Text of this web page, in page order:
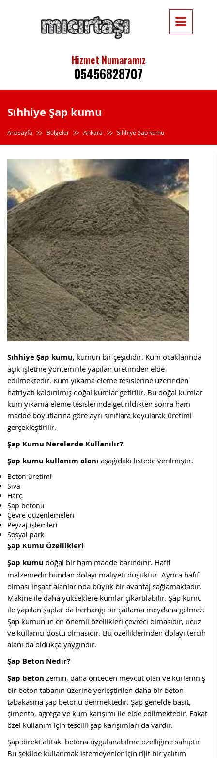
Hizmet Numaramız
05456828707
Sıhhiye Şap kumu
Anasayfa Bölgeler Ankara Sıhhiye Şap kumu
SıhhiyeŞap kumu, kumun bir çeşididir. Kum ocaklarında
açık işletme yöntemi ile yapılan üretimden elde
edilmektedir. Kum yıkama eleme tesislerine üzerinden
hafriyatı kaldırılmış doğal kumlar getirilir. Bu doğal kumlar
kum yıkama eleme tesislerinde getirildikten sonra ham
madde boyutlarına göre ayrı sınıflara koyularak üretimi
gerçekleştirilir.
Şap Kumu Nerelerde Kullanılır?
Şap kumu kullanım alanı aşağıdaki listede verilmiştir.
Beton üretimi
Sıva
Harç
Şap betonu
Çevre düzenlemeleri
Peyzaj işlemleri
Sosyal park
Şap Kumu Özellikleri
Şap kumu doğal bir ham madde barındırır. Hafif
malzemedir bundan dolayı maliyeti düşüktür. Ayrıca hafif
olması inşaat alanlarında büyük bir avantaj sağlamaktadır.
Makine ile daha yükseklere kumlar çıkartılabilir. Şap kumu
ile yapılan şaplar da herhangi bir çatlama meydana gelmez.
Şap kumunun en önemli özellikleri çevreci olmasıdır, ucuz
ve kullanıcı dostu olmasıdır. Bu özelliklerinden dolayı tercih
alanı da oldukça yaygındır.
Şap Beton Nedir?
Şap beton zemin, daha önceden mevcut olan ve kürlenmiş
bir beton tabanın üzerine yerleştirilen daha bir beton
tabakasına şap betonu denmektedir. Şap genelde basit,
çimento, agrega ve kum karışımı ile elde edilmektedir. Fakat
özel kullanım için tescilli şap karışımları da vardır.
Şap direkt alttaki betona uygulanabilme özelliğine sahiptir.
Bu şekilde kullanmak istemeyenler için rijit bir yalıtım